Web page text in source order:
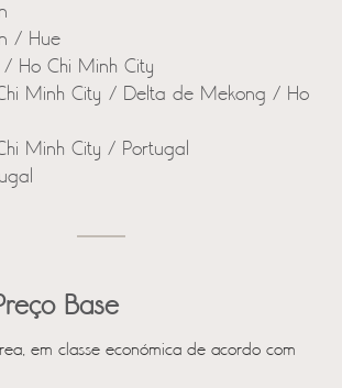
/ Hue
Ho Chi Minh City
Minh City / Delta de Mekong / Ho
Minh City / Portugal
Base
em classe económica de acordo com